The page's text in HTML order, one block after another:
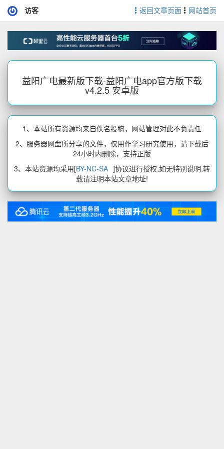
访客 返回文章页面 网站首页
益阳广电最新版下载-益阳广电app官方版下载
v4.2.5 安卓版
1、本站所有资源均来自佚名投稿，网站管理对此不负责任
2、服务器网盘所分享的文件，仅用作学习研究使用，请下载后
24小时内删除，支持正版
3、本站资源均采用[BY-NC-SA ]协议进行授权,如无特别说明,转
载请注明本站文章地址!